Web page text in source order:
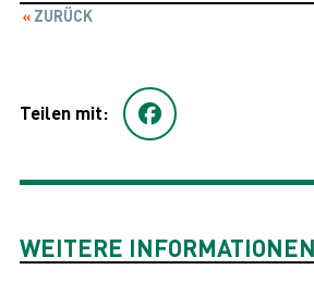
ZURÜCK
Teilen mit:
WEITERE INFORMATIONEN